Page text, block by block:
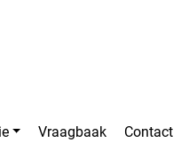
Vraagbaak Contact